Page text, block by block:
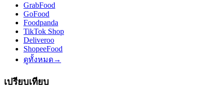
GrabFood
GoFood
Foodpanda
TikTok Shop
Deliveroo
ShopeeFood
ดูทั้งหมด→
เปรียบเทียบ